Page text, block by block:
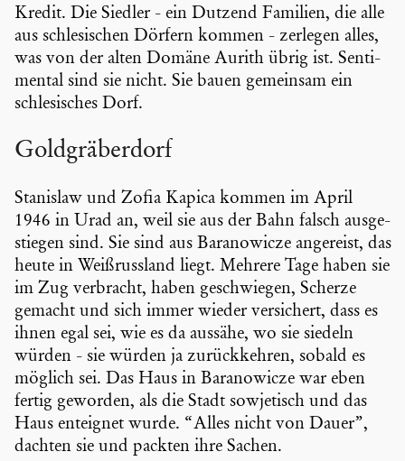
Kredit. Die Siedler - ein Dutzend Familien, die alle
aus schle­si­schen Dörfern kommen - zerlegen alles,
was von der alten Domäne Aurith übrig ist. Senti­
mental sind sie nicht. Sie bauen gemeinsam ein
schle­si­sches Dorf.
Goldgrä­ber­dorf
Stanislaw und Zofia Kapica kommen im April
1946 in Urad an, weil sie aus der Bahn falsch ausge­
stiegen sind. Sie sind aus Barano­wicze angereist, das
heute in Weißruss­land liegt. Mehrere Tage haben sie
im Zug verbracht, haben geschwiegen, Scherze
gemacht und sich immer wieder versi­chert, dass es
ihnen egal sei, wie es da aussähe, wo sie siedeln
würden - sie würden ja zurück­kehren, sobald es
möglich sei. Das Haus in Barano­wicze war eben
fertig geworden, als die Stadt sowje­tisch und das
Haus enteignet wurde. “Alles nicht von Dauer”,
dachten sie und packten ihre Sachen.